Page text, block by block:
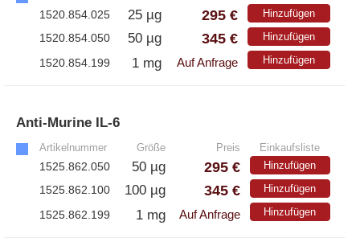
– Anti-murine
– Anti-rat
– CD-Antikörper
– Monoclonale Antikörper
White Label und Geräte
– Alle White Label und technische Produkte
– A·EL·VIS Produkte
1520.854.025 25 µg 295 € Hinzufügen
1520.854.050 50 µg 345 € Hinzufügen
1520.854.199 1 mg Auf Anfrage Hinzufügen
Anti-Murine IL-6
Artikelnummer Größe Preis Einkaufsliste
1525.862.050 50 µg 295 € Hinzufügen
1525.862.100 100 µg 345 € Hinzufügen
1525.862.199 1 mg Auf Anfrage Hinzufügen